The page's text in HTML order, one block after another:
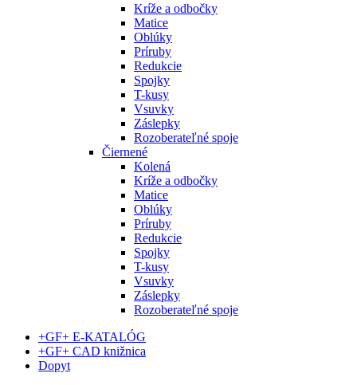
Kríže a odbočky
Matice
Oblúky
Príruby
Redukcie
Spojky
T-kusy
Vsuvky
Záslepky
Rozoberateľné spoje
Čiernené
Kolená
Kríže a odbočky
Matice
Oblúky
Príruby
Redukcie
Spojky
T-kusy
Vsuvky
Záslepky
Rozoberateľné spoje
+GF+ E-KATALÓG
+GF+ CAD knižnica
Dopyt